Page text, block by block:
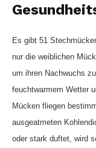
Es gibt 51
nur die weiblichen
um ihren Nachwuchs
feuchtwarmem Wetter
Mücken fliegen
ausgeatmeten
oder stark duftet, wird